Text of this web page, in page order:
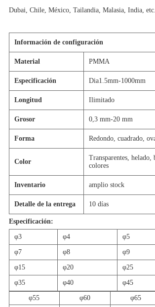
Dubai, Chile, México, Tailandia, Malasia, India, etc.
Información de configuración
Material PMMA
Especificación Dia1.5mm-1000mm
Longitud Ilimitado
Grosor 0,3 mm-20 mm
Forma Redondo, cuadrado,
Color
Transparentes, helado,
colores
Inventario amplio stock
Detalle de la entrega 10 días
Especificación:
φ3 φ4 φ5
φ7 φ8 φ9
φ15 φ20 φ25
φ35 φ40 φ45
φ55 φ60 φ65